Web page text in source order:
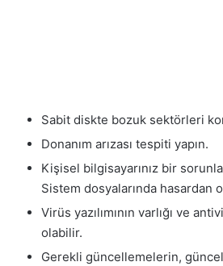
Sabit diskte bozuk sektörleri
Donanım arızası tespiti yapın.
Kişisel bilgisayarınız bir
Sistem dosyalarında hasardan
Virüs yazılımının varlığı ve
olabilir.
Gerekli güncellemelerin,